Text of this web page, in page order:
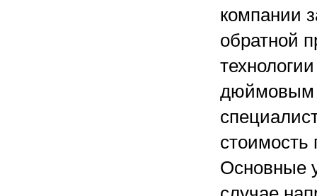
компании
обратной
дюймовым
стоимость
Основные